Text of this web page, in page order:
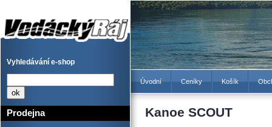
kanoí a kajaků - Vodácký
Ráj
Úvodní Ceníky Košík
Vyhledávání e-shop
Prodejna Kanoe SCOUT